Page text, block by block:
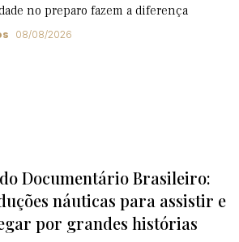
no preparo fazem a diferença
08/08/2026
Documentário Brasileiro:
náuticas para assistir e
por grandes histórias